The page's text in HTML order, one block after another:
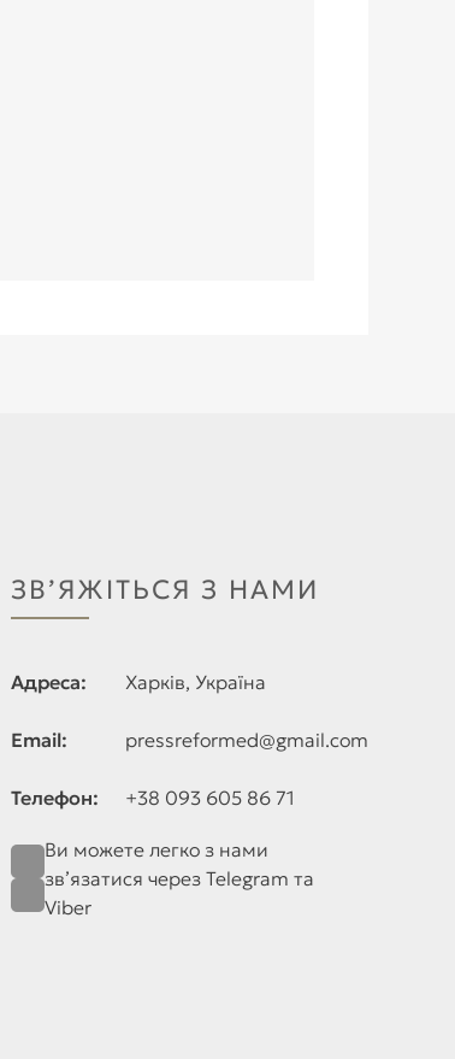
ЗВ’ЯЖІТЬСЯ З НАМИ
Адреса: Харків, Україна
Email: pressreformed@gmail.com
Телефон: +38 093 605 86 71
Ви можете легко з нами
зв’язатися через Telegram та
Viber